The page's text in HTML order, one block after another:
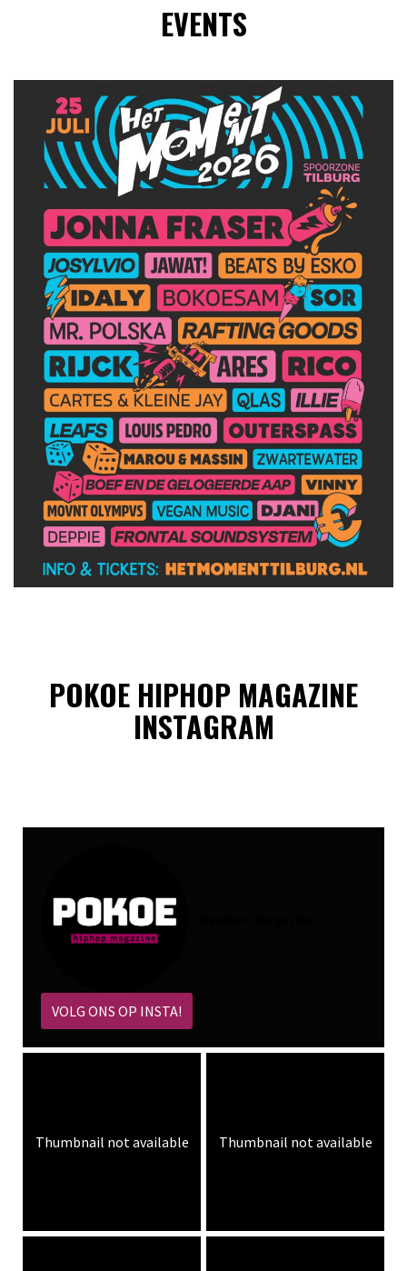
EVENTS
POKOE HIPHOP MAGAZINE
INSTAGRAM
VOLG ONS OP INSTA!
Thumbnail not available Thumbnail not available